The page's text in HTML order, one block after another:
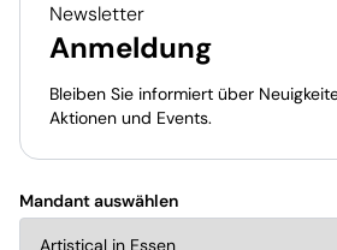
Newsletter
Anmeldung
Bleiben Sie informiert über
Aktionen und Events.
Newsletter-Anmeldung
Mandant auswählen